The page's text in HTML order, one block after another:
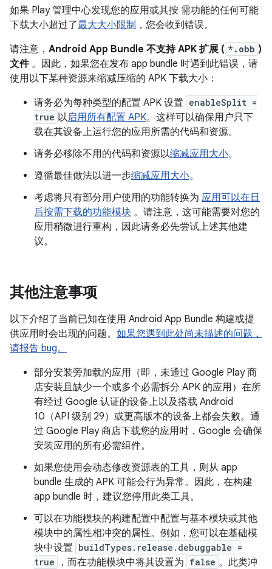
如果 Play 管理中心发现您的应用或其按 需功能的任何可能
下载大小超过了最大大小限制 ，您会收到错误。
请注意， Android App Bundle 不支持 APK 扩展 ( *.obb )
文件。因此，如果您在发布 app bundle 时遇到此错误，请
使用以下某种资源来缩减压缩的 APK 下载大小：
请务必为每种类型的配置 APK 设置 enableSplit =
true 以启用所有配置 APK。这样可以确保用户只下
载在其设备上运行您的应用所需的代码和资源。
请务必移除不用的代码和资源以缩减应用大小。
遵循最佳做法以进一步缩减应用大小。
考虑将只有部分用户使用的功能转换为 应用可以在日
后按需下载的功能模块 。请注意，这可能需要对您的
应用稍微进行重构，因此请务必先尝试上述其他建
议。
其他注意事项
以下介绍了当前已知在使用 Android App Bundle 构建或提
供应用时会出现的问题。 如果您遇到此处尚未描述的问题，
请报告 bug。
部分安装旁加载的应用（即，未通过 Google Play 商
店安装且缺少一个或多个必需拆分 APK 的应用）在所
有经过 Google 认证的设备上以及搭载 Android
10（API 级别 29）或更高版本的设备上都会失败。通
过 Google Play 商店下载您的应用时，Google 会确保
安装应用的所有必需组件。
如果您使用会动态修改资源表的工具，则从 app
bundle 生成的 APK 可能会行为异常。因此，在构建
app bundle 时，建议您停用此类工具。
可以在功能模块的构建配置中配置与基本模块或其他
模块中的属性相冲突的属性。例如，您可以在基础模
块中设置 buildTypes.release.debuggable =
true
，而在功能模块中将其设置为 false 。此类冲